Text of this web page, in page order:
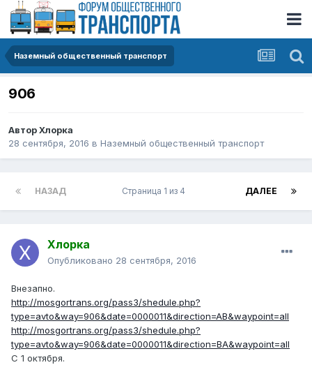
Наземный общественный транспорт
906
АвторХлорка
28 сентября, 2016 в Наземный общественный транспорт
НАЗАД ДАЛЕЕ
Страница 1 из 4
Хлорка
Опубликовано 28 сентября, 2016
Внезапно.
http://mosgortrans.org/pass3/shedule.php?
type=avto&way=906&date=0000011&direction=AB&waypoint=all
http://mosgortrans.org/pass3/shedule.php?
type=avto&way=906&date=0000011&direction=BA&waypoint=all
С 1 октября.